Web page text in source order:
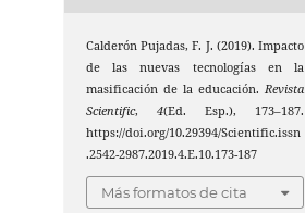
Calderón Pujadas, F. J. (2019). Impacto
de las nuevas tecnologías en la
masificación de la educación. Revista
Scientific,4(Ed. Esp.), 173–187.
https://doi.org/10.29394/Scientific.issn
.2542-2987.2019.4.E.10.173-187
Más formatos de cita